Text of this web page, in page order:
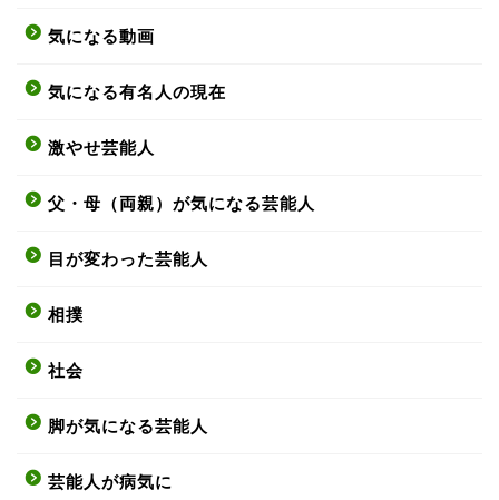
気になる動画
気になる有名人の現在
激やせ芸能人
父・母（両親）が気になる芸能人
目が変わった芸能人
相撲
社会
脚が気になる芸能人
芸能人が病気に